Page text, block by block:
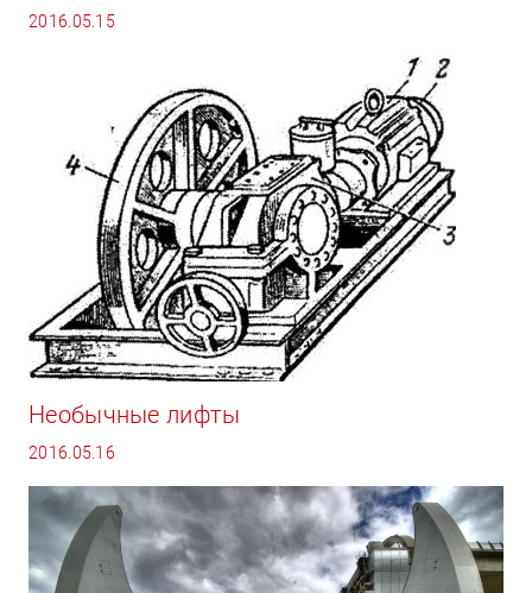
2016.05.15
Необычные лифты
2016.05.16